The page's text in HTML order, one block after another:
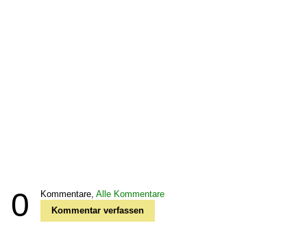
0 Kommentare, Alle Kommentare
Kommentar verfassen